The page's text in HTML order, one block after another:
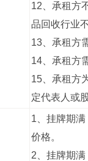
12、承租方
品回收行业
13、承租方
14、承租方
15、承租方
定代表人或
1、挂牌期
价格。
2、挂牌期